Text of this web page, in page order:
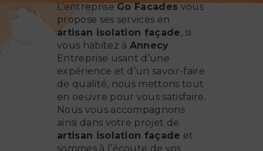
L’entrepriseGo Facadesvous
propose ses services en
artisan isolation façade, si
vous habitez à Annecy.
Entreprise usant d’une
expérience et d’un savoir-faire
de qualité, nous mettons tout
en oeuvre pour vous satisfaire.
Nous vous accompagnons
ainsi dans votre projet de
artisan isolation façade et
sommes à l’écoute de vos